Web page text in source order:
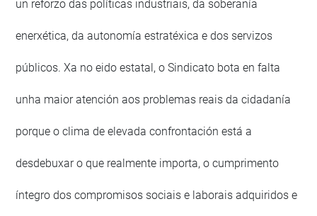
un reforzo das políticas industriais, da soberanía
enerxética, da autonomía estratéxica e dos servizos
públicos. Xa no eido estatal, o Sindicato bota en falta
unha maior atención aos problemas reais da cidadanía
porque o clima de elevada confrontación está a
desdebuxar o que realmente importa, o cumprimento
íntegro dos compromisos sociais e laborais adquiridos e